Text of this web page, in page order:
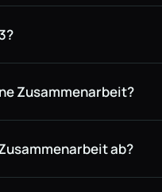
Zusammenarbeit?
ab?